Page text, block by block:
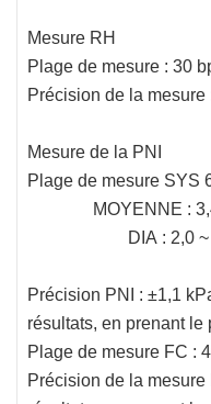
Mesure RH
Plage de mesure : 30
Précision de la mesure
Mesure de la PNI
Plage de mesure SYS
MOYENNE : 3,4
DIA : 2,0 ~ 24,0
Précision PNI : ±1,1
résultats, en prenant le
Plage de mesure FC :
Précision de la